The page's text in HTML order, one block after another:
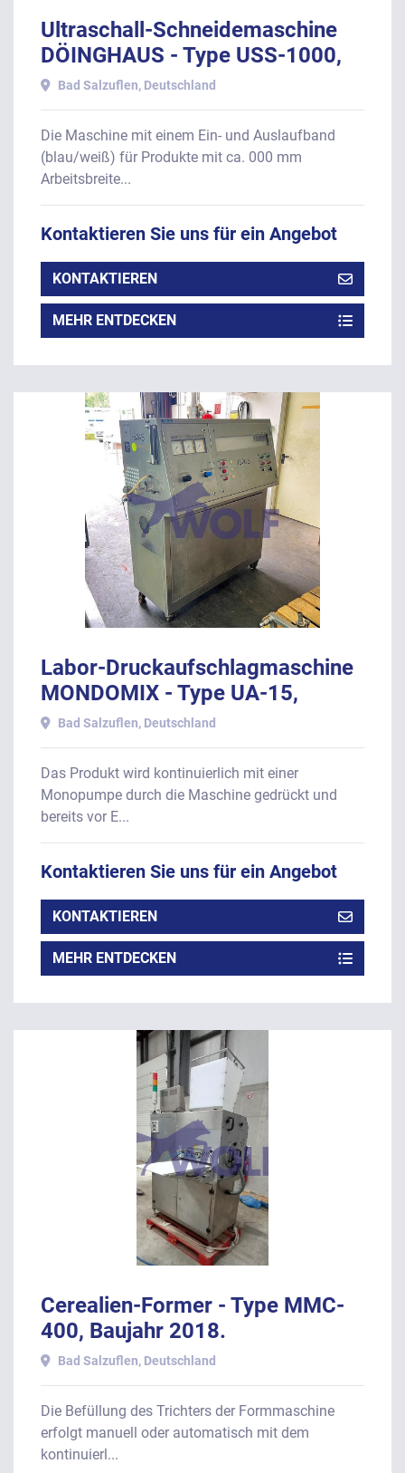
Ultraschall-Schneidemaschine
DÖINGHAUS - Type USS-1000,
Baujahr 2011.
Bad Salzuflen, Deutschland
Die Maschine mit einem Ein- und Auslaufband
(blau/weiß) für Produkte mit ca. 000 mm
Arbeitsbreite...
Kontaktieren Sie uns für ein Angebot
KONTAKTIEREN
MEHR ENTDECKEN
Labor-Druckaufschlagmaschine
MONDOMIX - Type UA-15,
Baujahr 1989.
Bad Salzuflen, Deutschland
Das Produkt wird kontinuierlich mit einer
Monopumpe durch die Maschine gedrückt und
bereits vor E...
Kontaktieren Sie uns für ein Angebot
KONTAKTIEREN
MEHR ENTDECKEN
Cerealien-Former - Type MMC-
400, Baujahr 2018.
Bad Salzuflen, Deutschland
Die Befüllung des Trichters der Formmaschine
erfolgt manuell oder automatisch mit dem
kontinuierl...